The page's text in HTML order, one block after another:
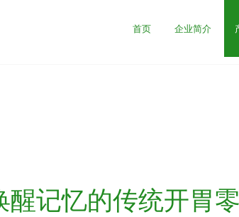
首页 企业简介
醒记忆的传统开胃